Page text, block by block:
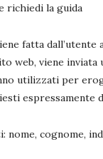
richiedi la guida
fatta
web, viene inviata
utilizzati per
espressamente
nome, cognome,